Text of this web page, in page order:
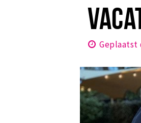
Geplaatst